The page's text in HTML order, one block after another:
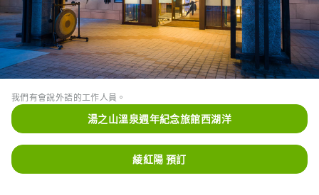
我們有會說外語的工作人員。
湯之山溫泉週年紀念旅館西湖洋
綾紅陽 預訂